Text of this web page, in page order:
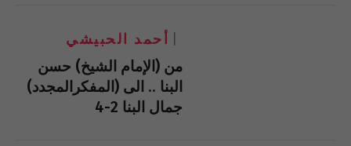
أحمد الحبيشي
من (الإمام الشيخ) حسن
البنا .. الى (المفكرالمجدد)
جمال البنا 2-4